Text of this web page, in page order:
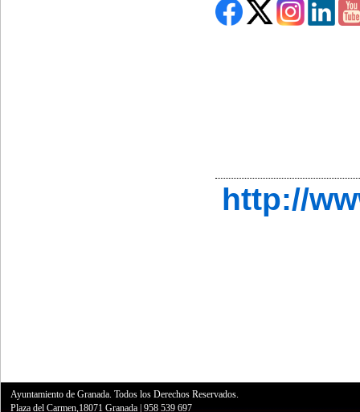
http://
Ayuntamiento de Granada. Todos los Derechos Reservados.
Plaza del Carmen,18071 Granada |958 539 697